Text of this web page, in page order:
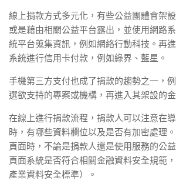
線上捐款方式多元化，有些公益團體會架
或是藉由相關公益平台露出，並使用網路
統平台蒐集資訊，例如網絡行動科技。再
系統進行信用卡付款，例如綠界、藍星。
手機第三方支付也成了捐款的趨勢之一，
選欲支持的專案或機構，再進入其架設的
在線上進行捐款流程，捐款人可以注意在
時，有哪些資料欄位以及是否有加密處理
頁面時，不論是捐款人還是使用服務的公
頁面系統是否符合相關金融資料安全規範
產業資料安全標準）。